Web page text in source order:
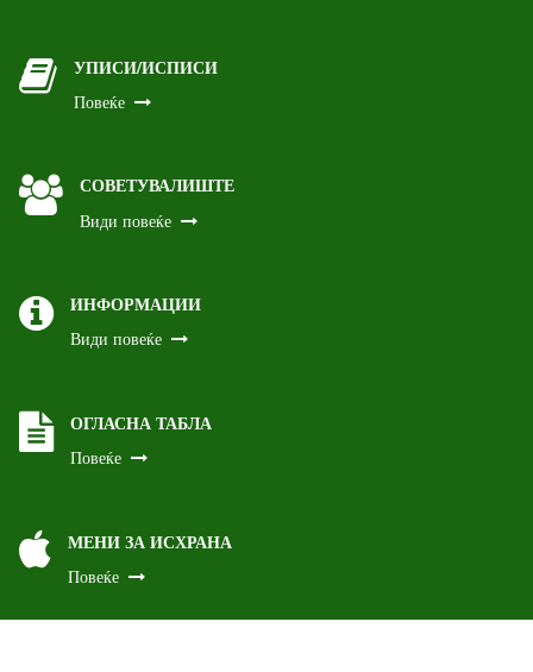
УПИСИ/ИСПИСИ
Повеќе
СОВЕТУВАЛИШТЕ
Види повеќе
ИНФОРМАЦИИ
Види повеќе
ОГЛАСНА ТАБЛА
Повеќе
МЕНИ ЗА ИСХРАНА
Повеќе